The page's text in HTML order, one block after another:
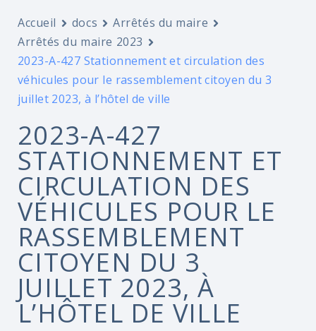
Accueil docs
Arrêtés du maire
Arrêtés du maire 2023
2023-A-427 Stationnement et circulation des
véhicules pour le rassemblement citoyen du 3
juillet 2023, à l’hôtel de ville
2023-A-427
STATIONNEMENT ET
CIRCULATION DES
VÉHICULES POUR LE
RASSEMBLEMENT
CITOYEN DU 3
JUILLET 2023, À
L’HÔTEL DE VILLE